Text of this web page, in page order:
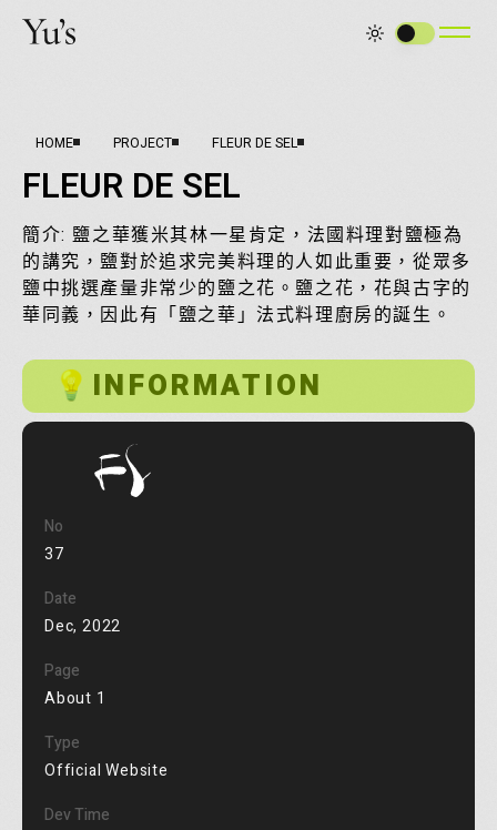
HOME PROJECT FLEUR DE SEL
FLEUR DE SEL
簡介:鹽之華獲米其林一星肯定，法國料理對鹽極為
的講究，鹽對於追求完美料理的人如此重要，從眾多
鹽中挑選產量非常少的鹽之花。鹽之花，花與古字的
華同義，因此有「鹽之華」法式料理廚房的誕生。
💡INFORMATION
No
37
Date
Dec, 2022
Page
About 1
Type
Official Website
Dev Time